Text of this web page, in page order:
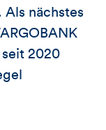
Als nächstes
2020